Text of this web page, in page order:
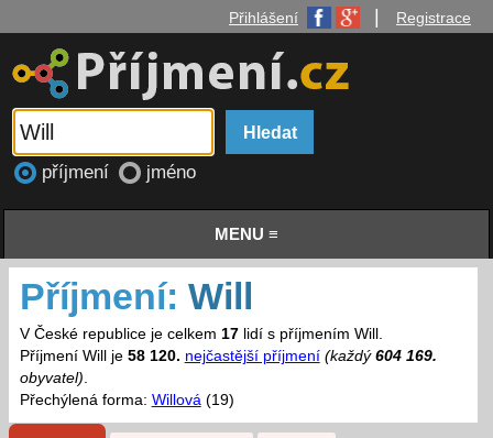
Přihlášení Registrace
příjmení jméno
MENU ≡
Příjmení: Will
V České republice je celkem 17lidí s příjmením Will.
Příjmení Will je 58 120. nejčastější příjmení (každý 604 169.
obyvatel).
Přechýlená forma: Willová(19)